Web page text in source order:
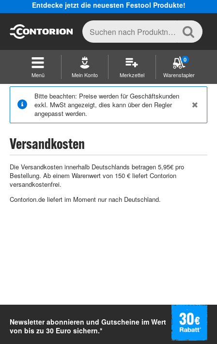
Entdecke jetzt die neuesten Festool Produkte!
Menü Mein Konto Merkzettel
0
Warenstapler
Bitte beachten: Preise werden für Geschäftskunden
exkl. MwSt angezeigt, dies kann über den Regler
angepasst werden.
Versandkosten
Die Versandkosten innerhalb Deutschlands betragen 5,95€ pro
Bestellung. Ab einem Warenwert von 150 € liefert Contorion
versandkostenfrei.
Contorion.de liefert im Moment nur nach Deutschland.
Newsletter abonnieren und Gutscheine im Wert
von bis zu 30 Euro sichern.*